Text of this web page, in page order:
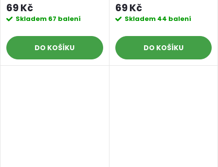
69 Kč
Skladem 67 balení
DO KOŠÍKU
69 Kč
Skladem 44 balení
DO KOŠÍKU